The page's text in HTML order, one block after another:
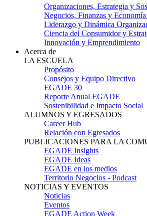
Organizaciones, Estrategia y
Negocios, Finanzas y
Liderazgo y Dinámica
Ciencia del Consumidor y
Innovación y Emprendimiento
Acerca de
LA ESCUELA
Propósito
Consejos y Equipo Directivo
EGADE 30
Reporte Anual EGADE
Sostenibilidad e Impacto Social
ALUMNOS Y EGRESADOS
Career Hub
Relación con Egresados
PUBLICACIONES PARA LA
EGADE Insights
EGADE Ideas
EGADE en los medios
Territorio Negocios - Podcast
NOTICIAS Y EVENTOS
Noticias
Eventos
EGADE Action Week